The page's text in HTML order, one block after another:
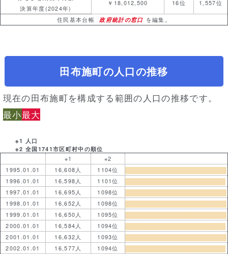
決算年度(2024年)
￥18,012,500 16位 1,557位
住民基本台帳 政府統計の窓口 を編集。
田布施町の人口の推移
現在の田布施町を構成する範囲の人口の推移です。
最小最大
※1 人口
※2 全国1741市区町村中の順位
※1
※2
1995.01.01
16,608人
1104位
1996.01.01
16,598人
1101位
1997.01.01
16,695人
1098位
1998.01.01
16,652人
1098位
1999.01.01
16,650人
1095位
2000.01.01
16,584人
1094位
2001.01.01
16,632人
1093位
2002.01.01
16,577人
1094位